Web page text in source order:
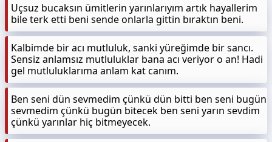
Uçsuz bucaksın ümitlerin yarınlarıyım artık hayallerim
bile terk etti beni sende onlarla gittin bıraktın beni.
Kalbimde bir acı mutluluk, sanki yüreğimde bir sancı.
Sensiz anlamsız mutluluklar bana acı veriyor o an! Hadi
gel mutluluklarıma anlam kat canım.
Ben seni dün sevmedim çünkü dün bitti ben seni bugün
sevmedim çünkü bugün bitecek ben seni yarın sevdim
çünkü yarınlar hiç bitmeyecek.